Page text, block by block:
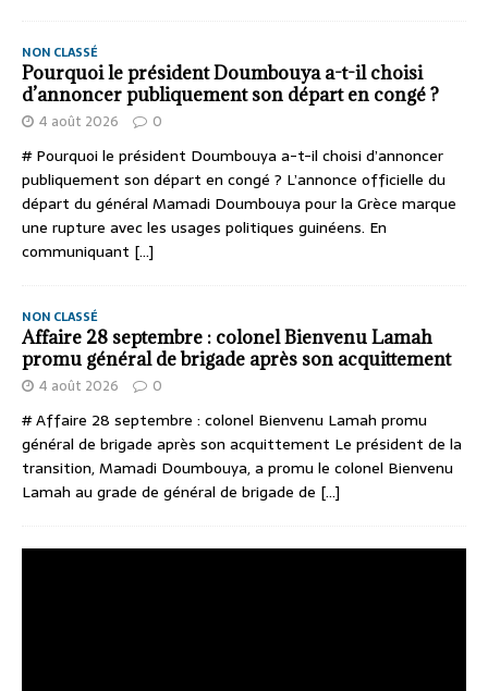
NON CLASSÉ
Pourquoi le président Doumbouya a-t-il choisi
d’annoncer publiquement son départ en congé ?
4 août 2026 0
# Pourquoi le président Doumbouya a-t-il choisi d’annoncer
publiquement son départ en congé ? L’annonce officielle du
départ du général Mamadi Doumbouya pour la Grèce marque
une rupture avec les usages politiques guinéens. En
communiquant [...]
NON CLASSÉ
Affaire 28 septembre : colonel Bienvenu Lamah
promu général de brigade après son acquittement
4 août 2026 0
# Affaire 28 septembre : colonel Bienvenu Lamah promu
général de brigade après son acquittement Le président de la
transition, Mamadi Doumbouya, a promu le colonel Bienvenu
Lamah au grade de général de brigade de [...]